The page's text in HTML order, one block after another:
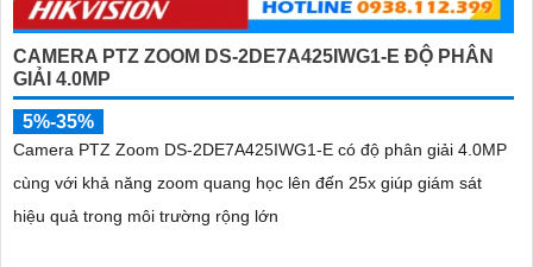
CAMERA PTZ ZOOM DS-2DE7A425IWG1-E ĐỘ PHÂN
GIẢI 4.0MP
5%-35%
Camera PTZ Zoom DS-2DE7A425IWG1-E có độ phân giải 4.0MP
cùng với khả năng zoom quang học lên đến 25x giúp giám sát
hiệu quả trong môi trường rộng lớn